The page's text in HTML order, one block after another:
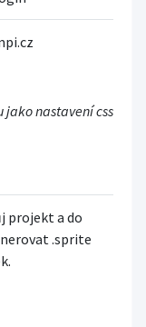
nastavení css
projekt a do
.sprite